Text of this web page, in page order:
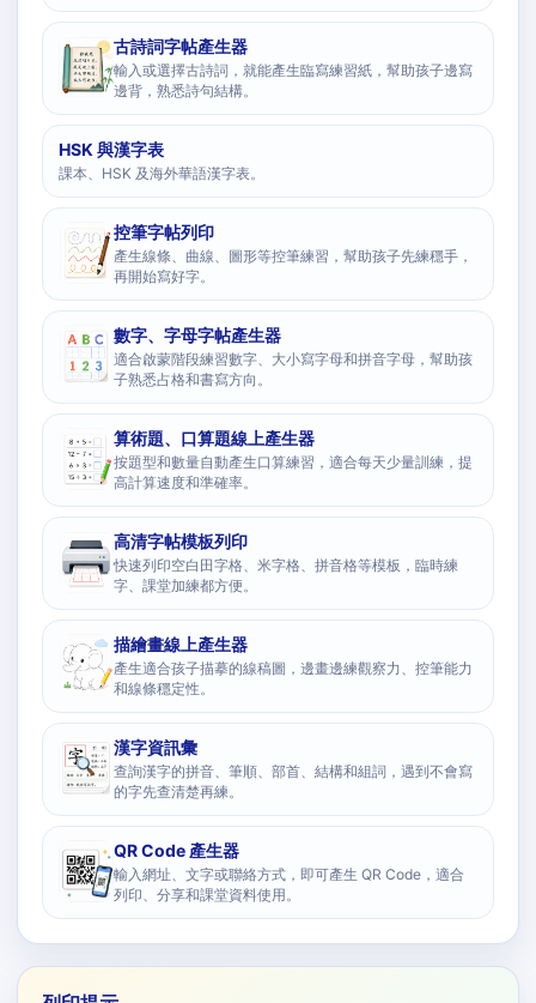
古詩詞字帖產生器
輸入或選擇古詩詞，就能產生臨寫練習紙，幫助孩子邊寫
邊背，熟悉詩句結構。
HSK 與漢字表
課本、HSK 及海外華語漢字表。
控筆字帖列印
產生線條、曲線、圖形等控筆練習，幫助孩子先練穩手，
再開始寫好字。
數字、字母字帖產生器
適合啟蒙階段練習數字、大小寫字母和拼音字母，幫助孩
子熟悉占格和書寫方向。
算術題、口算題線上產生器
按題型和數量自動產生口算練習，適合每天少量訓練，提
高計算速度和準確率。
高清字帖模板列印
快速列印空白田字格、米字格、拼音格等模板，臨時練
字、課堂加練都方便。
描繪畫線上產生器
產生適合孩子描摹的線稿圖，邊畫邊練觀察力、控筆能力
和線條穩定性。
漢字資訊彙
查詢漢字的拼音、筆順、部首、結構和組詞，遇到不會寫
的字先查清楚再練。
QR Code 產生器
輸入網址、文字或聯絡方式，即可產生 QR Code，適合
列印、分享和課堂資料使用。